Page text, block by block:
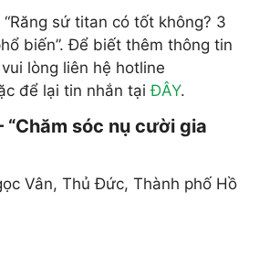
sứ titan có tốt không? 3
biến”. Để biết thêm thông tin
lòng liên hệ hotline
để lại tin nhắn tạiĐÂY.
“Chăm sóc nụ cười gia
Vân, Thủ Đức, Thành phố Hồ